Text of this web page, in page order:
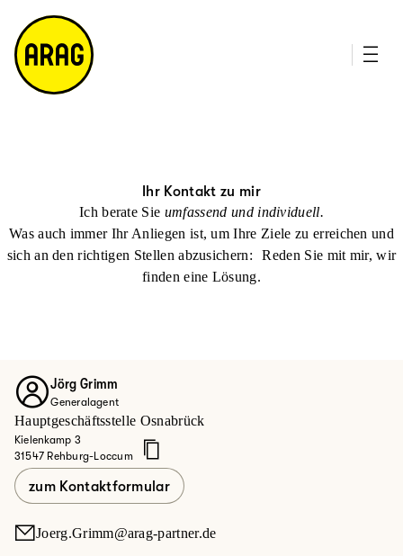
m
a
p
Ihr Kontakt zu mir
Ich berate Sie umfassend und individuell.
Was auch immer Ihr Anliegen ist, um Ihre Ziele zu erreichen und
sich an den richtigen Stellen abzusichern: Reden Sie mit mir, wir
finden eine Lösung.
Jörg Grimm
Generalagent
Hauptgeschäftsstelle Osnabrück
Kielenkamp 3
31547 Rehburg-Loccum
zum Kontaktformular
Joerg.Grimm@arag-partner.de